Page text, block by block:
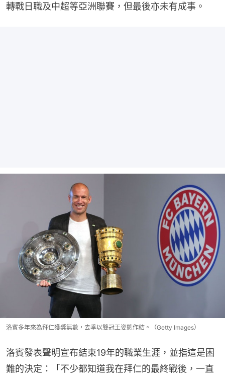
轉戰日職及中超等亞洲聯賽，但最後亦未有成事。
洛賓多年來為拜仁獲獎無數，去季以雙冠王姿態作結。（Getty Images）
洛賓發表聲明宣布結束19年的職業生涯，並指這是困
難的決定：「不少都知道我在拜仁的最終戰後，一直